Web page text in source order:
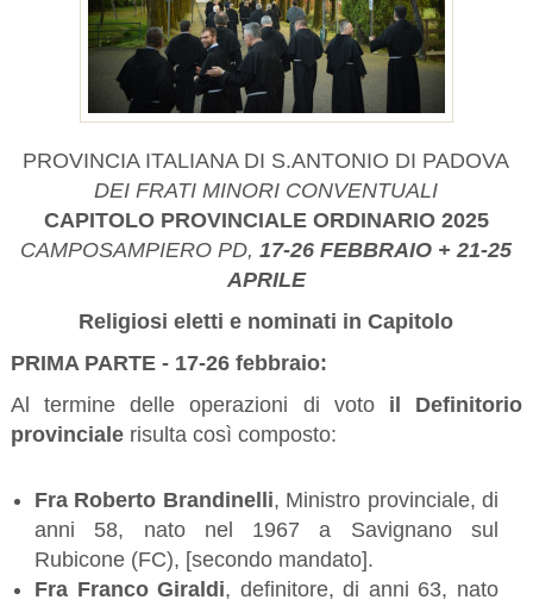
PROVINCIA ITALIANA DI S.ANTONIO DI PADOVA
DEI FRATI MINORI CONVENTUALI
CAPITOLO PROVINCIALE ORDINARIO 2025
CAMPOSAMPIERO PD,17-26 FEBBRAIO + 21-25
APRILE
Religiosi eletti e nominati in Capitolo
PRIMA PARTE - 17-26 febbraio:
Al termine delle operazioni di voto il Definitorio
provincialerisulta così composto:
Fra Roberto Brandinelli, Ministro provinciale, di
anni 58, nato nel 1967 a Savignano sul
Rubicone (FC), [secondo mandato].
Fra Franco Giraldi, definitore, di anni 63, nato